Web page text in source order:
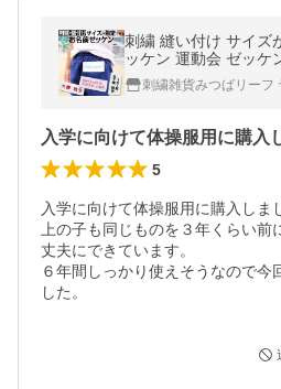
刺繍 縫い付け サイズ
ッケン 運動会 ゼッケン
体操服
刺繍雑貨みつばリーフ
5
入学に向けて体操服用に購入しま
上の子も同じものを３年くらい前
丈夫にできています。
６年間しっかり使えそうなので今
した。